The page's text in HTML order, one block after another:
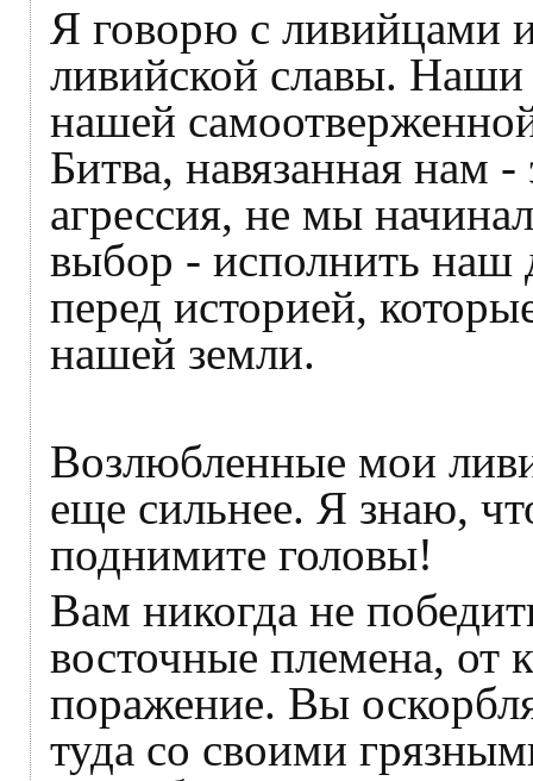
Я говорю с ливийцами
ливийской славы. Наши
нашей
Битва, навязанная нам
агрессия, не мы
выбор - исполнить наш
перед историей,
нашей земли.
Возлюбленные мои
еще сильнее. Я знаю,
поднимите головы!
Вам никогда не
восточные племена, от
поражение. Вы
туда со своими